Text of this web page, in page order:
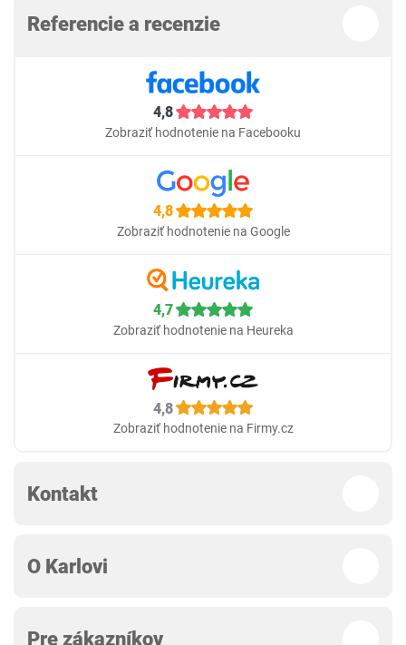
Referencie a recenzie
4,8
Zobraziť hodnotenie na Facebooku
4,8
Zobraziť hodnotenie na Google
4,7
Zobraziť hodnotenie na Heureka
4,8
Zobraziť hodnotenie na Firmy.cz
Kontakt
O Karlovi
Pre zákazníkov